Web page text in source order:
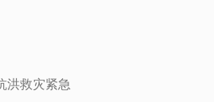
洪救灾紧急